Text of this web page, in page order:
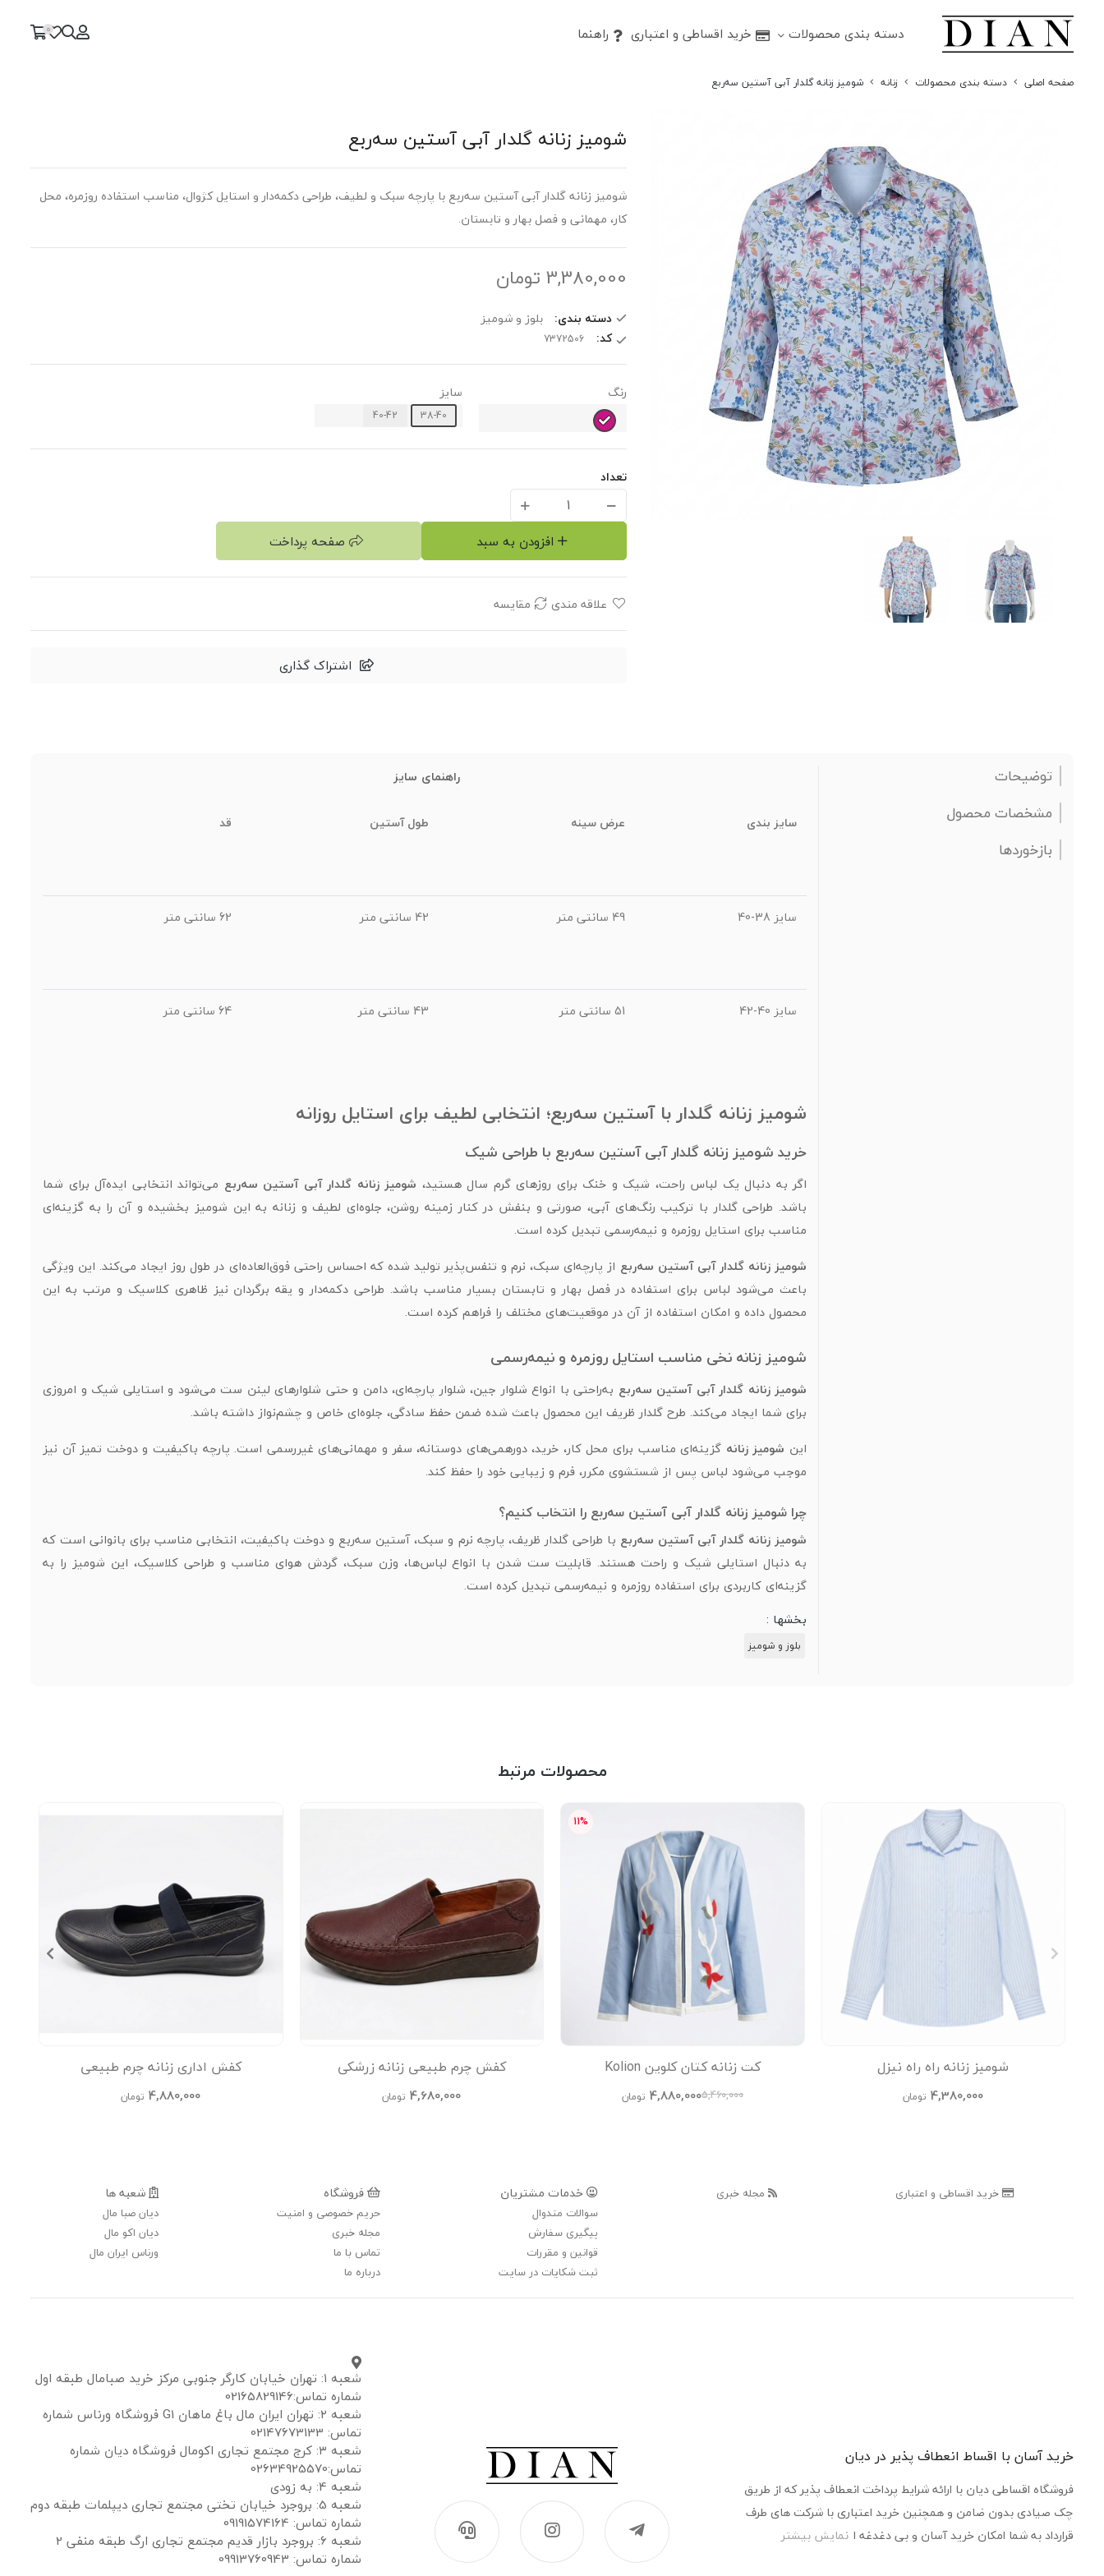
دسته بندی محصولات خرید اقساطی و اعتباری راهنما 0
صفحه اصلی دسته بندی محصولات زنانه شومیز زنانه گلدار آبی آستین سه‌ربع
شومیز زنانه گلدار آبی آستین سه‌ربع
شومیز زنانه گلدار آبی آستین سه‌ربع با پارچه سبک و لطیف، طراحی دکمه‌دار و استایل کژوال، مناسب استفاده روزمره، محل
کار، مهمانی و فصل بهار و تابستان.
3,380,000 تومان
دسته بندی: بلوز و شومیز
کد:
رنگ سایز
38-40
40-42
تعداد
افزودن به سبد صفحه پرداخت
علاقه مندی مقایسه
اشتراک گذاری
توضیحات
مشخصات محصول
بازخوردها
راهنمای سایز
سایز بندی عرض سینه طول آستین قد
سایز 38-40 49 سانتی متر 42 سانتی متر 62 سانتی متر
سایز 40-42 51 سانتی متر 43 سانتی متر 64 سانتی متر
شومیز زنانه گلدار با آستین سه‌ربع؛ انتخابی لطیف برای استایل روزانه
خرید شومیز زنانه گلدار آبی آستین سه‌ربع با طراحی شیک
اگر به دنبال یک لباس راحت، شیک و خنک برای روزهای گرم سال هستید، شومیز زنانه گلدار آبی آستین سه‌ربع می‌تواند انتخابی ایده‌آل برای شما
باشد. طراحی گلدار با ترکیب رنگ‌های آبی، صورتی و بنفش در کنار زمینه روشن، جلوه‌ای لطیف و زنانه به این شومیز بخشیده و آن را به گزینه‌ای
مناسب برای استایل روزمره و نیمه‌رسمی تبدیل کرده است.
شومیز زنانه گلدار آبی آستین سه‌ربع از پارچه‌ای سبک، نرم و تنفس‌پذیر تولید شده که احساس راحتی فوق‌العاده‌ای در طول روز ایجاد می‌کند. این ویژگی
باعث می‌شود لباس برای استفاده در فصل بهار و تابستان بسیار مناسب باشد. طراحی دکمه‌دار و یقه برگردان نیز ظاهری کلاسیک و مرتب به این
محصول داده و امکان استفاده از آن در موقعیت‌های مختلف را فراهم کرده است.
شومیز زنانه نخی مناسب استایل روزمره و نیمه‌رسمی
شومیز زنانه گلدار آبی آستین سه‌ربع به‌راحتی با انواع شلوار جین، شلوار پارچه‌ای، دامن و حتی شلوارهای لینن ست می‌شود و استایلی شیک و امروزی
برای شما ایجاد می‌کند. طرح گلدار ظریف این محصول باعث شده ضمن حفظ سادگی، جلوه‌ای خاص و چشم‌نواز داشته باشد.
این شومیز زنانه گزینه‌ای مناسب برای محل کار، خرید، دورهمی‌های دوستانه، سفر و مهمانی‌های غیررسمی است. پارچه باکیفیت و دوخت تمیز آن نیز
موجب می‌شود لباس پس از شستشوی مکرر، فرم و زیبایی خود را حفظ کند.
چرا شومیز زنانه گلدار آبی آستین سه‌ربع را انتخاب کنیم؟
شومیز زنانه گلدار آبی آستین سه‌ربع با طراحی گلدار ظریف، پارچه نرم و سبک، آستین سه‌ربع و دوخت باکیفیت، انتخابی مناسب برای بانوانی است که
به دنبال استایلی شیک و راحت هستند. قابلیت ست شدن با انواع لباس‌ها، وزن سبک، گردش هوای مناسب و طراحی کلاسیک، این شومیز را به
گزینه‌ای کاربردی برای استفاده روزمره و نیمه‌رسمی تبدیل کرده است.
بخشها :
بلوز و شومیز
محصولات مرتبط
شومیز زنانه راه راه نیزل
4,380,000 تومان
11%
کت زنانه کتان کلوین Kolion
5,460,000
4,880,000 تومان
کفش چرم طبیعی زنانه زرشکی
4,680,000 تومان
کفش اداری زنانه چرم طبیعی
4,880,000 تومان
خرید اقساطی و اعتباری مجله خبری خدمات مشتریان
سوالات متدوال
پیگیری سفارش
قوانین و مقررات
ثبت شکایات در سایت
فروشگاه
حریم خصوصی و امنیت
مجله خبری
تماس با ما
درباره ما
شعبه ها
دیان صبا مال
دیان اکو مال
ورناس ایران مال
خرید آسان با اقساط انعطاف پذیر در دیان
فروشگاه اقساطی دیان با ارائه شرایط پرداخت انعطاف پذیر که از طریق
چک صیادی بدون ضامن و همچنین خرید اعتباری با شرکت های طرف
قرارداد به شما امکان خرید آسان و بی دغدغه ا نمایش بیشتر
شعبه ۱: تهران خیابان کارگر جنوبی مرکز خرید صبامال طبقه اول
شماره تماس:02165829146
شعبه ۲: تهران ایران مال باغ ماهان G1 فروشگاه ورناس شماره
تماس: 02147673133
شعبه ۳: کرج مجتمع تجاری اکومال فروشگاه دیان شماره
تماس:02634925570
شعبه 4: به زودی
شعبه 5: بروجرد خیابان تختی مجتمع تجاری دیپلمات طبقه دوم
شماره تماس: 09191574164
شعبه 6: بروجرد بازار قدیم مجتمع تجاری ارگ طبقه منفی 2
شماره تماس: 09913760943